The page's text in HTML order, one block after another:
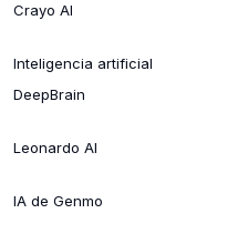
Crayo AI
Inteligencia artificial
DeepBrain
Leonardo AI
IA de Genmo